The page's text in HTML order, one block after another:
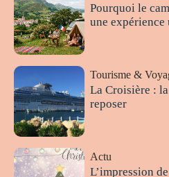
Pourquoi le
une expérience
Tourisme &
La Croisière :
reposer
Actu
L’impression